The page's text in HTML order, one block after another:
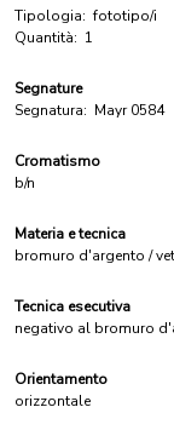
Tipologia: fototipo/i
Quantità: 1
Segnature
Segnatura: Mayr 0584
Cromatismo
b/n
Materia e tecnica
bromuro d'argento /
Tecnica esecutiva
negativo al bromuro
Orientamento
orizzontale